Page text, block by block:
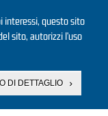
interessi, questo sito
sito, autorizzi l’uso
DI DETTAGLIO